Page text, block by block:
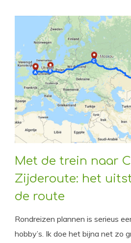
Met de trein naar
Zijderoute: het
de route
Rondreizen plannen is serieus
hobby’s. Ik doe het bijna net zo